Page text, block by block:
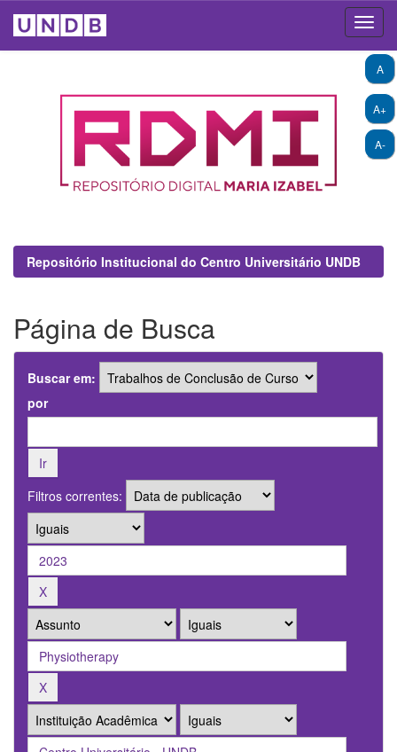
A+
A-
A
Repositório Institucional do Centro Universitário UNDB
Página de Busca
Buscar em:
por
Filtros correntes: